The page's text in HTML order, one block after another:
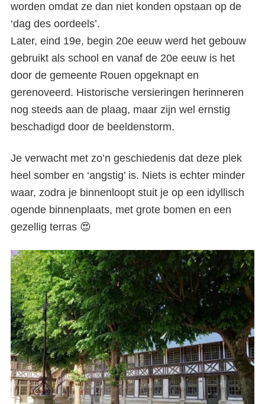
worden omdat ze dan niet konden opstaan op de
‘dag des oordeels’.
Later, eind 19e, begin 20e eeuw werd het gebouw
gebruikt als school en vanaf de 20e eeuw is het
door de gemeente Rouen opgeknapt en
gerenoveerd. Historische versieringen herinneren
nog steeds aan de plaag, maar zijn wel ernstig
beschadigd door de beeldenstorm.
Je verwacht met zo’n geschiedenis dat deze plek
heel somber en ‘angstig’ is. Niets is echter minder
waar, zodra je binnenloopt stuit je op een idyllisch
ogende binnenplaats, met grote bomen en een
gezellig terras 😍